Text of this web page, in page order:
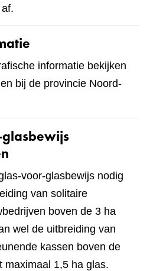
informatie bekijken
bij de provincie Noord-
voor-glasbewijs nodig
van solitaire
boven de 3 ha
wel de uitbreiding van
kassen boven de
maximaal 1,5 ha glas.